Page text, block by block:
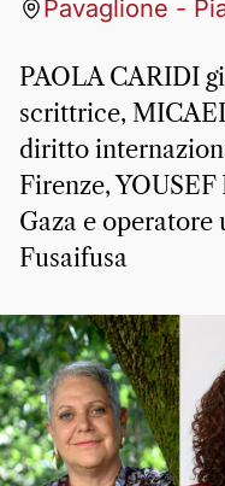
Pavaglione -
PAOLA CARIDI
scrittrice,
diritto
Firenze,
Gaza e
Fusaifusa